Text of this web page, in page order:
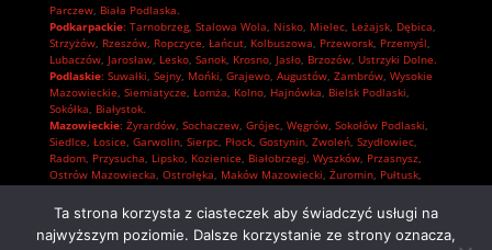
Parczew, Biała Podlaska.
Podkarpackie: Tarnobrzeg, Stalowa Wola, Nisko, Mielec, Leżajsk, Dębica,
Strzyżów, Rzeszów, Ropczyce, Łańcut, Kolbuszowa, Przeworsk, Przemyśl,
Lubaczów, Jarosław, Lesko, Sanok, Krosno, Jasło, Brzozów, Ustrzyki Dolne.
Podlaskie: Suwałki, Sejny, Mońki, Grajewo, Augustów, Zambrów, Wysokie
Mazowieckie, Siemiatycze, Łomża, Kolno, Hajnówka, Bielsk Podlaski,
Sokółka, Białystok.
Mazowieckie: Żyrardów, Sochaczew, Grójec, Węgrów, Sokołów Podlaski,
Siedlce, Łosice, Garwolin, Sierpc, Płock, Gostynin, Zwoleń, Szydłowiec,
Radom, Przysucha, Lipsko, Kozienice, Białobrzegi, Wyszków, Przasnysz,
Ostrów Mazowiecka, Ostrołęka, Maków Mazowiecki, Żuromin, Pułtusk,
Grodzisk Mazowiecki,Wołomin,Otwock,Mińsk Mazowiecki ,Legionowo ,
Ta strona korzysta z ciasteczek aby świadczyć usługi na
najwyższym poziomie. Dalsze korzystanie ze strony oznacza,